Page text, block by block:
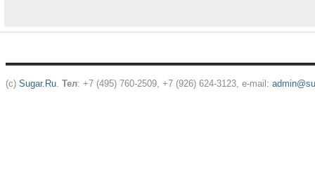
(c) Sugar.Ru. Тел: +7 (495) 760-2509, +7 (926) 624-3123, e-mail: